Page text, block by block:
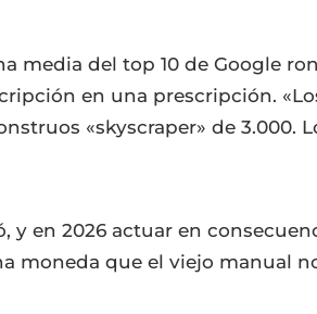
del top 10 de Google
en una prescripción.
«skyscraper» de 3.000.
en 2026 actuar en
moneda que el viejo manual